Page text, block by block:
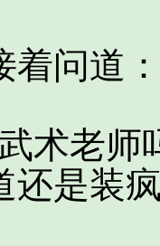
道：
老师
还是装